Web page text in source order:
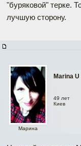
"буряковой" терке.
лучшую сторону.
Marina U
Марина
49 лет
Киев